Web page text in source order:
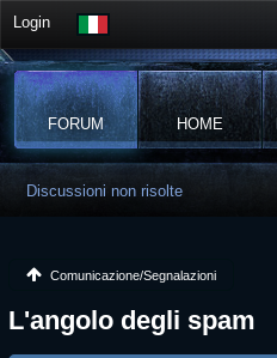
Login
FORUM HOME
Discussioni non risolte
Comunicazione/Segnalazioni
L'angolo degli spam